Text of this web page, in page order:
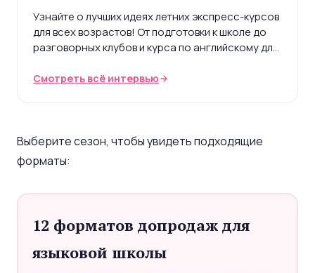
Узнайте о лучших идеях летних экспресс-курсов
для всех возрастов! От подготовки к школе до
разговорных клубов и курса по английскому для
Смотреть всё интервью
Выберите сезон, чтобы увидеть подходящие
форматы:
12 форматов допродаж для
языковой школы